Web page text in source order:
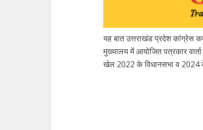
यह बात उत्तराखंड प्रदेश कांग्रेस
मुख्यालय में आयोजित पत्रकार
खेल 2022 के विधानसभा व 2024